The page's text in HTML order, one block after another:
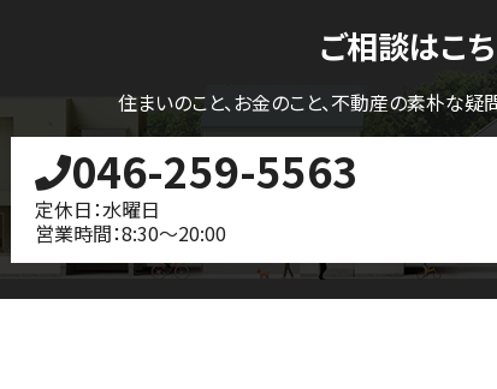
ご相談はこ
住まいのこと、お金のこと、不動産の素朴な疑
046-259-5563
定休日：水曜日
営業時間：8:30～20:00